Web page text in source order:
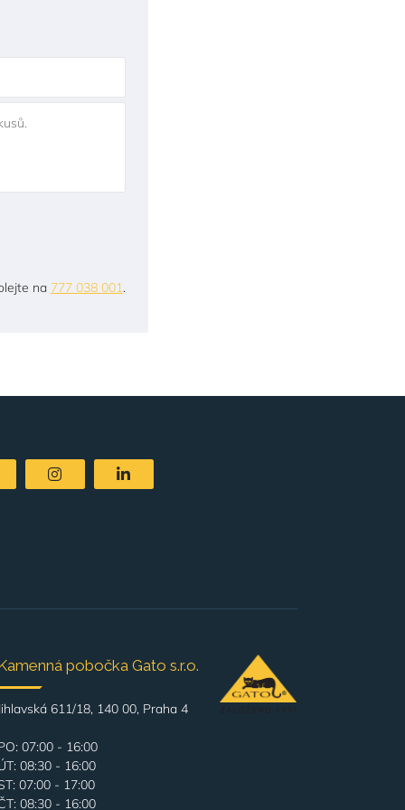
na 777 038 001.
pobočka Gato s.r.o.
611/18, 140 00, Praha 4
07:00 - 16:00
08:30 - 16:00
07:00 - 17:00
08:30 - 16:00